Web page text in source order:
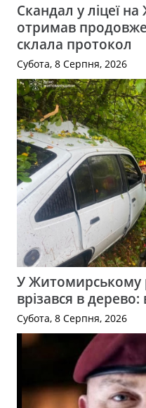
Скандал у ліцеї
отримав
склала протокол
Субота, 8 Серпня, 2026
У Житомирському
врізався в
Субота, 8 Серпня, 2026